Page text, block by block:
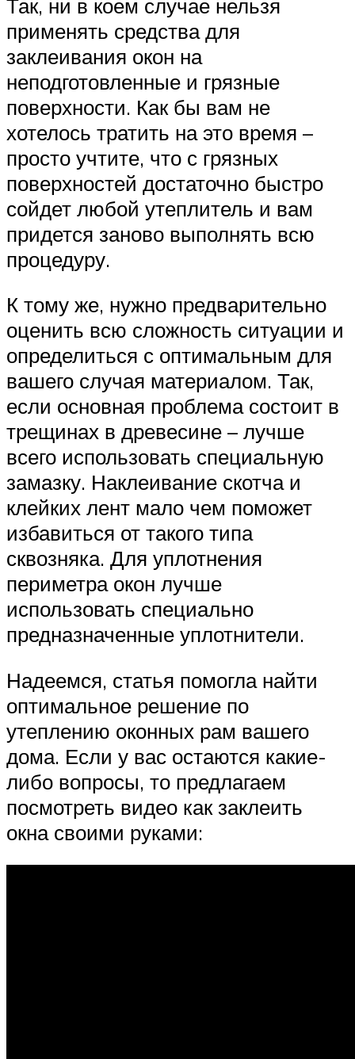
Так, ни в коем случае нельзя
применять средства для
заклеивания окон на
неподготовленные и грязные
поверхности. Как бы вам не
хотелось тратить на это время –
просто учтите, что с грязных
поверхностей достаточно быстро
сойдет любой утеплитель и вам
придется заново выполнять всю
процедуру.
К тому же, нужно предварительно
оценить всю сложность ситуации и
определиться с оптимальным для
вашего случая материалом. Так,
если основная проблема состоит в
трещинах в древесине – лучше
всего использовать специальную
замазку. Наклеивание скотча и
клейких лент мало чем поможет
избавиться от такого типа
сквозняка. Для уплотнения
периметра окон лучше
использовать специально
предназначенные уплотнители.
Надеемся, статья помогла найти
оптимальное решение по
утеплению оконных рам вашего
дома. Если у вас остаются какие-
либо вопросы, то предлагаем
посмотреть видео как заклеить
окна своими руками: